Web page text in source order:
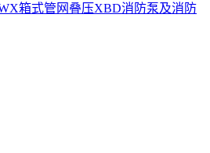
箱式管网叠压XBD消防泵及消防